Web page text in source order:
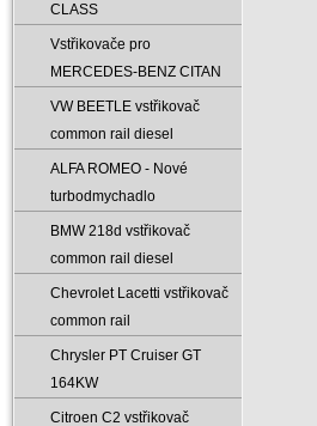
CLASS
Vstřikovače pro
MERCEDES-BENZ CITAN
VW BEETLE vstřikovač
common rail diesel
ALFA ROMEO - Nové
turbodmychadlo
BMW 218d vstřikovač
common rail diesel
Chevrolet Lacetti vstřikovač
common rail
Chrysler PT Cruiser GT
164KW
Citroen C2 vstřikovač